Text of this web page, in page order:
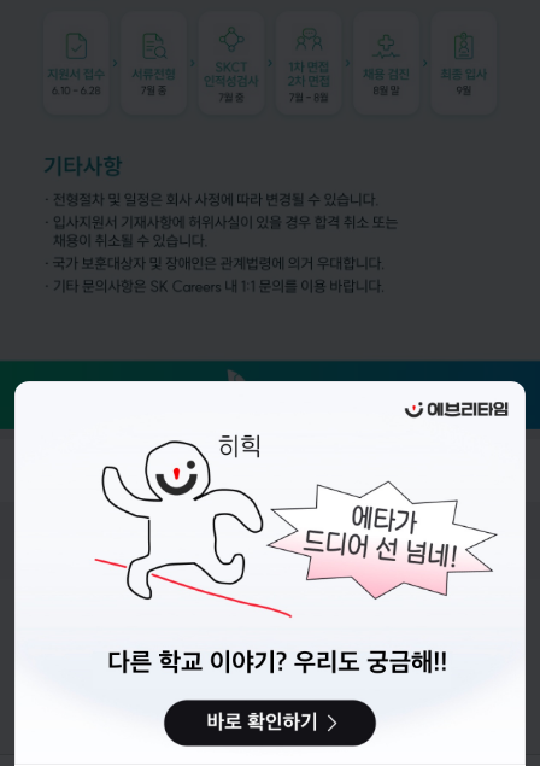
- 접수기간 : 26.06.10.(수) ~ 26.06.28.(일) 23:59 까지
서울특별시 마포구 양화로 113, 5층
사업자등록번호 : 572-87-02009
개인정보처리방침 커뮤니티이용규칙 공지사항
© 에브리커리어(캠퍼스픽)